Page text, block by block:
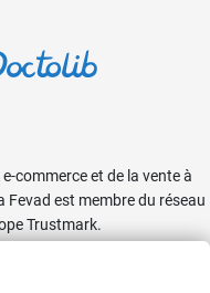
commerce et de la vente à
est membre du réseau
Trustmark.